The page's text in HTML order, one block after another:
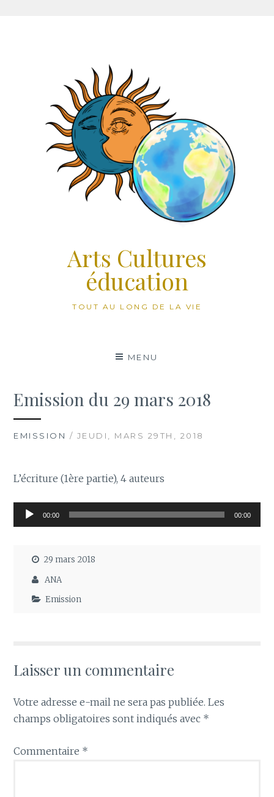
Arts Cultures
éducation
TOUT AU LONG DE LA VIE
MENU
Emission du 29 mars 2018
EMISSION / JEUDI, MARS 29TH, 2018
L’écriture (1ère partie), 4 auteurs
Lecteur
audio
00:00 00:00
29 mars 2018
ANA
Emission
Laisser un commentaire
Votre adresse e-mail ne sera pas publiée. Les
champs obligatoires sont indiqués avec *
Commentaire *